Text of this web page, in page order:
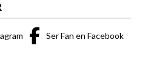
Ser Fan en Facebook